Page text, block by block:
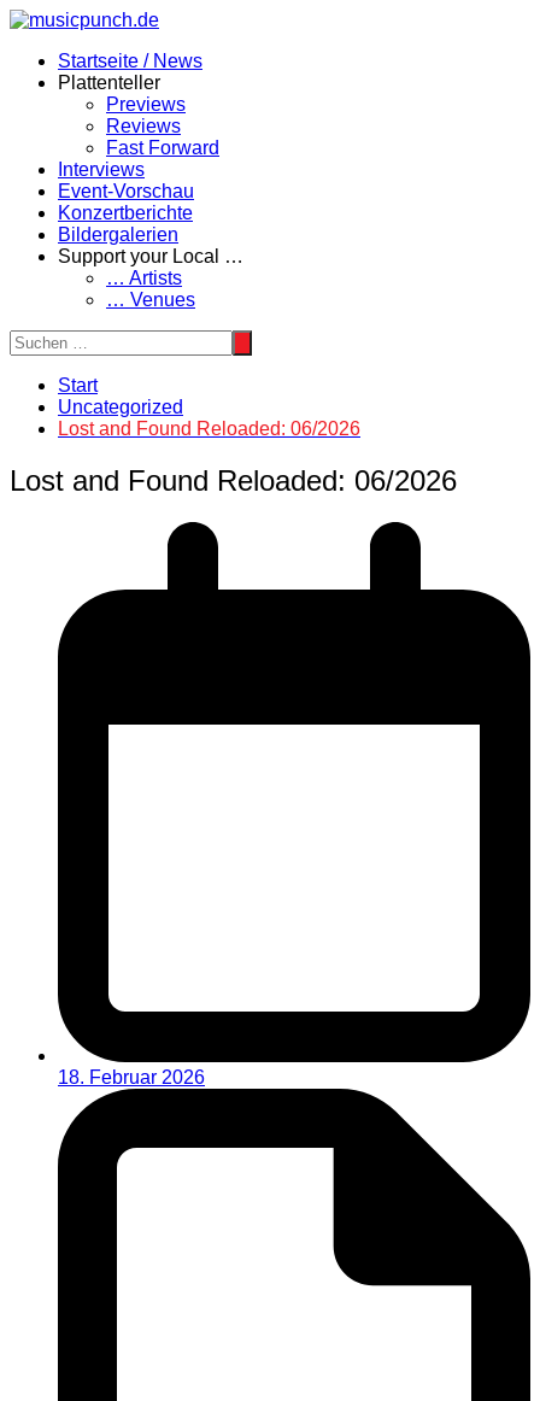
Zum
springenStartseite / News
Plattenteller
Previews
Reviews
Fast Forward
Interviews
Event-Vorschau
Konzertberichte
Bildergalerien
Support your Local …
… Artists
… Venues
Start
Uncategorized
Lost and Found Reloaded: 06/2026
Lost and Found Reloaded: 06/2026
18. Februar 2026